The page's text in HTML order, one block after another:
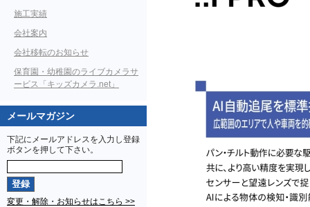
施工実績
会社案内
会社移転のお知らせ
保育園・幼稚園のライブカメラサ
ービス「キッズカメラ.net」
メールマガジン
下記にメールアドレスを入力し登録
ボタンを押して下さい。
変更・解除・お知らせはこちら >>